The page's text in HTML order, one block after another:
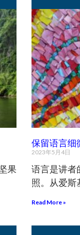
果
保留语言细
2023年5月4日
语言是讲者
照。从爱斯
Read More »